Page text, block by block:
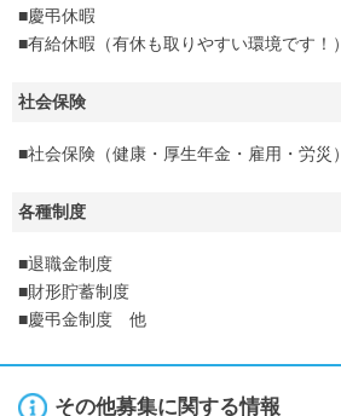
■慶弔休暇
■有給休暇（有休も取りやすい環境です！）
社会保険
■社会保険（健康・厚生年金・雇用・労災）
各種制度
■退職金制度
■財形貯蓄制度
■慶弔金制度 他
その他募集に関する情報